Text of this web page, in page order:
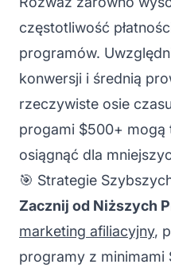
częstotliwość
programów.
konwersji i średnią
rzeczywiste osie
progami $500+ mogą
osiągnąć dla
🎯 Strategie
Zacznij od Niższych
marketing afiliacyjny,
programy z